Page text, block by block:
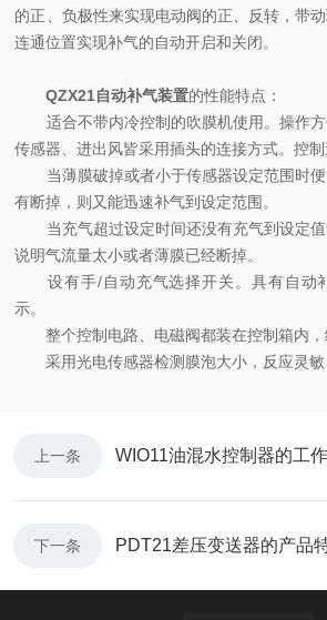
的正、负极性来实现电动阀的正、反转，带
连通位置实现补气的自动开启和关闭。
QZX21自动补气装置的性能特点：
适合不带内冷控制的吹膜机使用。操作方
传感器、进出风皆采用插头的连接方式。控
当薄膜破掉或者小于传感器设定范围时便
有断掉，则又能迅速补气到设定范围。
当充气超过设定时间还没有充气到设定值
说明气流量太小或者薄膜已经断掉。
设有手/自动充气选择开关。具有自动
示。
整个控制电路、电磁阀都装在控制箱内，
采用光电传感器检测膜泡大小，反应灵敏
上一条 WIO11油混水控制器的工
下一条 PDT21差压变送器的产品